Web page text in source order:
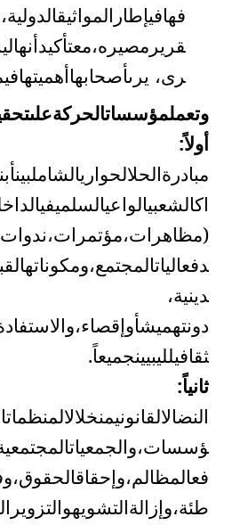
فهافيإطار المواثيقالدولية،
قرير مصيره،معتأكيدأنها
رى، يرىأصحابهاأهميتهافي
وتعملمؤسساتالحركةعلى
أولاً:
مبادرةالحلالحواريالشاملبين
اكالشعبيالواعيالسلميفي
(مظاهرات،مؤتمرات،
دفعالياتالمجتمع،ومكوناته
دينية،
دونتهميشأوإقصاء،
ثقافيلليبيينجميعاً.
ثانياً:
النضالالقانونيمنخلالالمنظمات
ؤسسات،والجمعيات
فعالمظالم،وإحقاقالحقوق،
طئة،وإزالةالتشويهوالتزوير